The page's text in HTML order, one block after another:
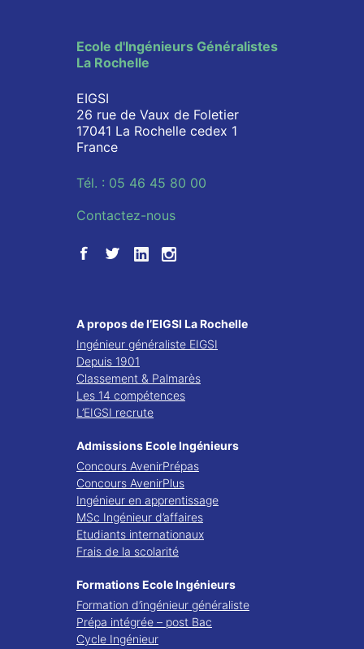
Ecole d'Ingénieurs Généralistes
La Rochelle
EIGSI
26 rue de Vaux de Foletier
17041 La Rochelle cedex 1
France
Tél. : 05 46 45 80 00
Contactez-nous
A propos de l’EIGSI La Rochelle
Ingénieur généraliste EIGSI
Depuis 1901
Classement & Palmarès
Les 14 compétences
L’EIGSI recrute
Admissions Ecole Ingénieurs
Concours AvenirPrépas
Concours AvenirPlus
Ingénieur en apprentissage
MSc Ingénieur d’affaires
Etudiants internationaux
Frais de la scolarité
Formations Ecole Ingénieurs
Formation d’ingénieur généraliste
Prépa intégrée – post Bac
Cycle Ingénieur